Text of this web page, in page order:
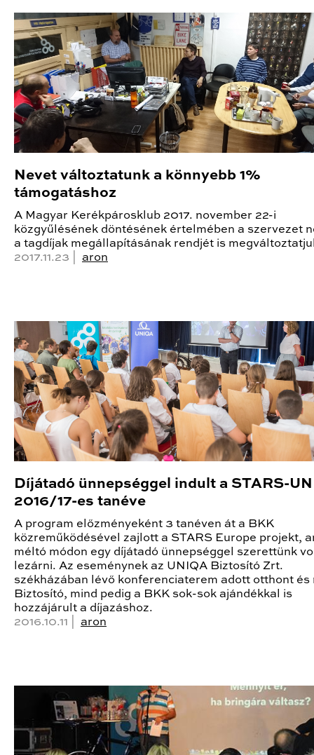
Nevet változtatunk a könnyebb 1%
támogatáshoz
A Magyar Kerékpárosklub 2017. november 22-i
közgyűlésének döntésének értelmében a szervezet
a tagdíjak megállapításának rendjét is
2017.11.23 | aron
Díjátadó ünnepséggel indult a STARS-
2016/17-es tanéve
A program előzményeként 3 tanéven át a BKK
közreműködésével zajlott a STARS Europe projekt,
méltó módon egy díjátadó ünnepséggel szerettünk
lezárni. Az eseménynek az UNIQA Biztosító Zrt.
székházában lévő konferenciaterem adott otthont és
Biztosító, mind pedig a BKK sok-sok ajándékkal is
hozzájárult a díjazáshoz.
2016.10.11 | aron